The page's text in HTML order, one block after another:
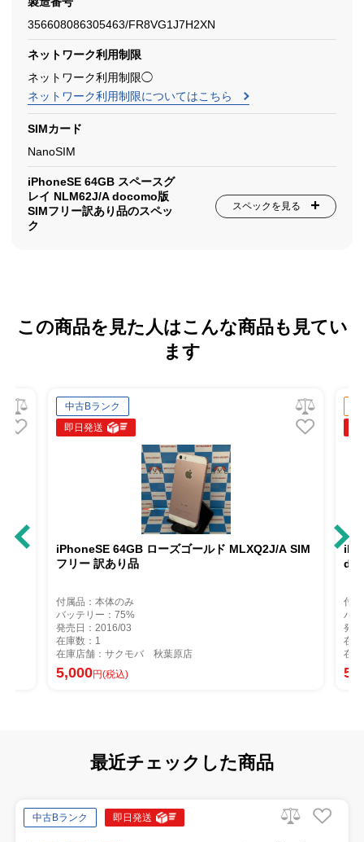
356608086305463/FR8VG1J7H2XN
ネットワーク利用制限
ネットワーク利用制限◯
ネットワーク利用制限についてはこちら
SIMカード
NanoSIM
iPhoneSE 64GB スペースグ
レイ NLM62J/A docomo版
SIMフリー訳あり品のスペッ
ク
スペックを見る
この商品を見た人はこんな商品も見てい
ます
ンク
64GB ローズゴールド MLXQ2J/A SIM
サクモバ 秋葉原店
中古Aランク
iPhoneSE 16GB ス
docomo版SIMフリー
在庫店舗：サクモバ 秋
最近チェックした商品
中古Bランク 即日発送